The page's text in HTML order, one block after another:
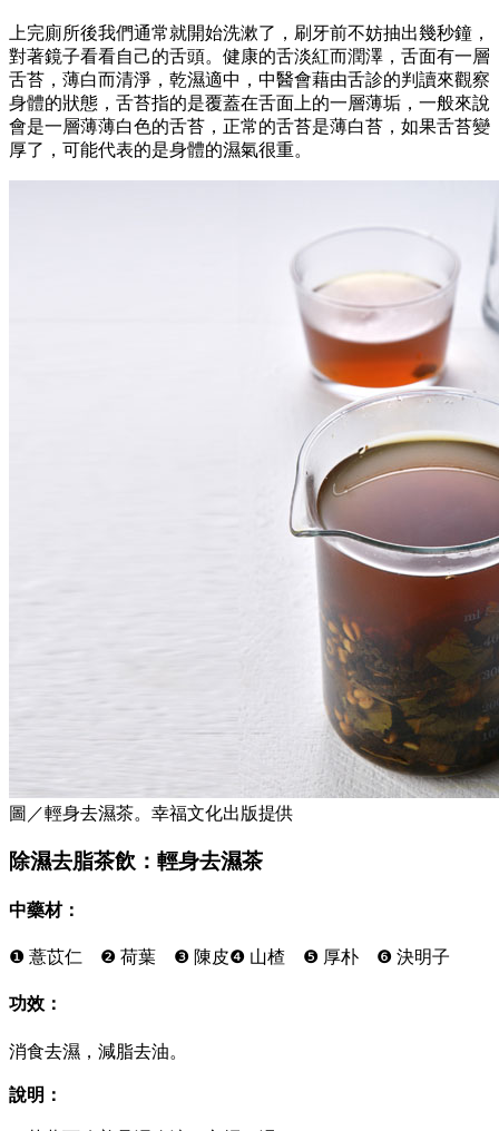
上完廁所後我們通常就開始洗漱了，刷牙前不妨抽出幾秒鐘，
對著鏡子看看自己的舌頭。健康的舌淡紅而潤澤，舌面有一層
舌苔，薄白而清淨，乾濕適中，中醫會藉由舌診的判讀來觀察
身體的狀態，舌苔指的是覆蓋在舌面上的一層薄垢，一般來說
會是一層薄薄白色的舌苔，正常的舌苔是薄白苔，如果舌苔變
厚了，可能代表的是身體的濕氣很重。
圖／輕身去濕茶。幸福文化出版提供
除濕去脂茶飲：輕身去濕茶
中藥材：
❶ 薏苡仁 ❷ 荷葉 ❸ 陳皮❹ 山楂 ❺ 厚朴 ❻ 決明子
功效：
消食去濕，減脂去油。
說明：